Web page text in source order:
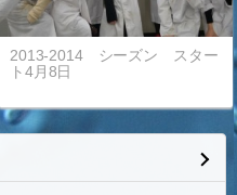
2013-2014 シーズン スター
ト4月8日